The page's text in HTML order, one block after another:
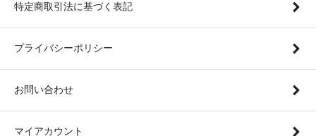
特定商取引法に基づく表記
プライバシーポリシー
お問い合わせ
マイアカウント